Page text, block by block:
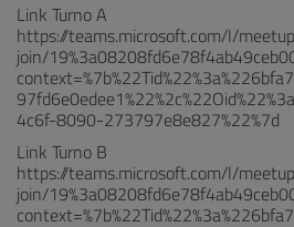
Link Turno A
https://teams.microsoft.com/l/
join/
4c6f-8090-273797e8e827%22%7d
Link Turno B
https://teams.microsoft.com/l/
join/